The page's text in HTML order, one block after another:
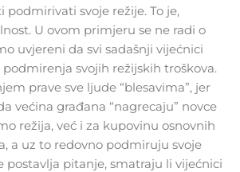
podmirivati svoje režije. To je,
U ovom primjeru se ne radi o
uvjereni da svi sadašnji vijećnici
svojih režijskih troškova.
prave sve ljude “blesavima”, jer
većina građana “nagrecaju” novce
režija, već i za kupovinu osnovnih
a uz to redovno podmiruju svoje
postavlja pitanje, smatraju li vijećnici